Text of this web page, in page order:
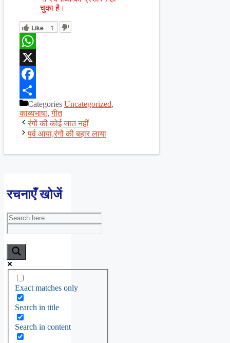
चुका है।
Like 1
WhatsApp
X
Facebook
ShareCategories Uncategorized,
काव्यभाषा,गीत
रंगों की कोई जात नहीं
पर्व आया,रंगों की बहार लाया
रचनाएँ खोजें
Exact matches only
Search in title
Search in content